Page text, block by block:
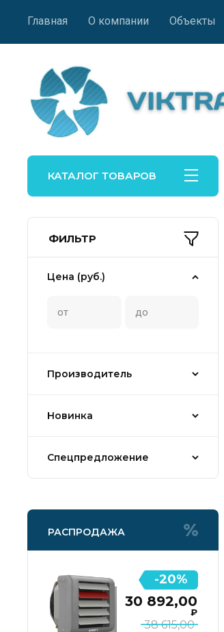
Главная О компании Объекты
КАТАЛОГ ТОВАРОВ
ФИЛЬТР
Цена (руб.)
Производитель
Новинка
Спецпредложение
РАСПРОДАЖА
38 615,00
30 892,00
₽
-20%